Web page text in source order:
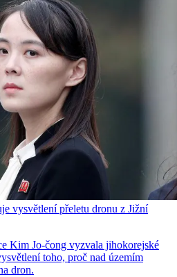
vysvětlení přeletu dronu z Jižní
Kim Jo-čong vyzvala jihokorejské
toho, proč nad územím
dron.